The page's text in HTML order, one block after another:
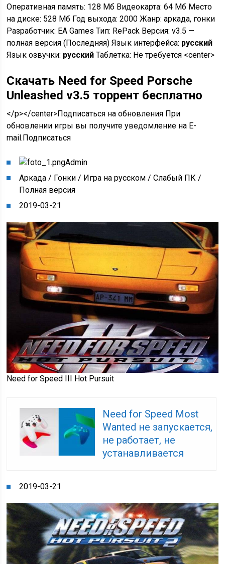
Оперативная память: 128 Мб Видеокарта: 64 Мб Место
на диске: 528 Мб Год выхода: 2000 Жанр: аркада, гонки
Разработчик: EA Games Тип: RePack Версия: v3.5 —
полная версия (Последняя) Язык интерфейса: русский
Язык озвучки: русский Таблетка: Не требуется <center>
Скачать Need for Speed Porsche
Unleashed v3.5 торрент бесплатно
</p></center>Подписаться на обновления При
обновлении игры вы получите уведомление на E-
mail.Подписаться
Admin
Аркада / Гонки / Игра на русском / Слабый ПК /
Полная версия
2019-03-21
Need for Speed III Hot Pursuit
Need for Speed Most
Wanted не запускается,
не работает, не
устанавливается
2019-03-21